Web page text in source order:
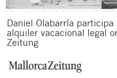
Daniel Olabarría
alquiler vacacional legal
Zeitung